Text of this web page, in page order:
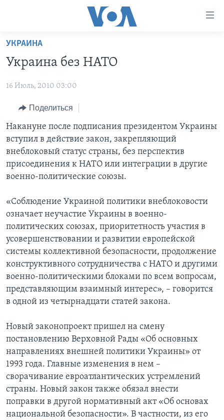
Перейти
основной
Перейти
навигации
Перейти
поиск
ПРОГРАММЫ
АМЕРИКА
НОВОСТИ ЗА МИНУТУ
ИТОГИ
ПОЧЕМУ ЭТО ВАЖНО?
ДИСКУССИЯ VOA
ДЕТАЛИ
НЬЮ-ЙОРК NEW YORK
АМЕРИКА. БОЛЬШОЕ ПУТЕШЕСТВИЕ
ПРОЕКТЫ
УЧИМ АНГЛИЙСКИЙ
НАША АМЕРИКАНСКАЯ ИСТОРИЯ
А КАК В АМЕРИКЕ?
АРТЕФАКТЫ
АМЕРИКАНСКИЕ ГОРОДКИ
ТЕСТЫ
ЭКСПЕРТИЗА
ИНТЕРВЬЮ
ФАКТЫ ПРОТИВ ФЕЙКОВ
ЗА СВОБОДУ ПРЕССЫ
УЧИМ АНГЛИЙСКИЙ
ВИДЕО
ПОДПИСКА НА НОВОСТИ
Learning English
СОЦИАЛЬНЫЕ СЕТИ
УКРАИНА
Украина без НАТО
16 Июль, 2010 03:00
Поделиться
Накануне после подписания президентом Украины
вступил в действие закон, закрепляющий
внеблоковый статус страны, без перспектив
присоединения к НАТО или интеграции в другие
военно-политические союзы.
«Соблюдение Украиной политики внеблоковости
означает неучастие Украины в военно-
политических союзах, приоритетность участия в
усовершенствовании и развитии европейской
системы коллективной безопасности, продолжение
конструктивного сотрудничества с НАТО и другими
военно-политическими блоками по всем вопросам,
представляющим взаимный интерес», – говорится
в одной из четырнадцати статей закона.
Новый законопроект пришел на смену
постановлению Верховной Рады «Об основных
направлениях внешней политики Украины» от
1993 года. Главные изменения в нем –
сворачивание евроатлантических устремлений
страны. Новый закон также обязал внести
поправки в другой нормативный акт «Об основах
национальной безопасности». В частности, из его